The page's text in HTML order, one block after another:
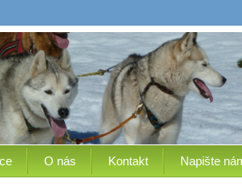
O nás Kontakt Napište